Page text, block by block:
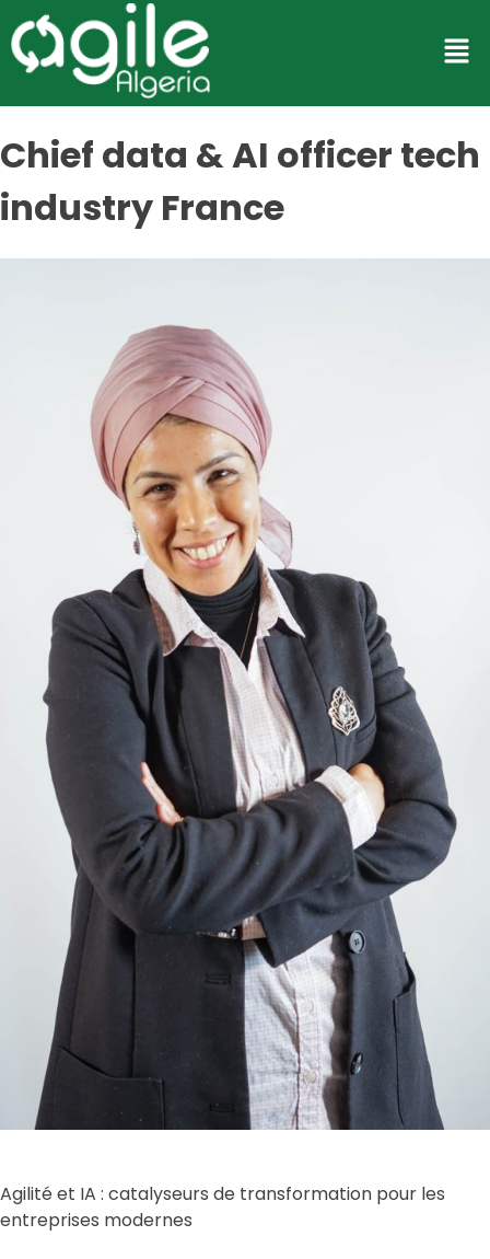
Chief data & AI officer tech
industry France
Agilité et IA : catalyseurs de transformation pour les
entreprises modernes